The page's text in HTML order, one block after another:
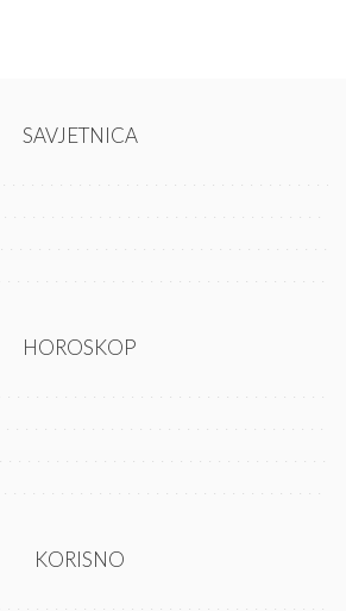
SAVJETNICA
HOROSKOP
KORISNO